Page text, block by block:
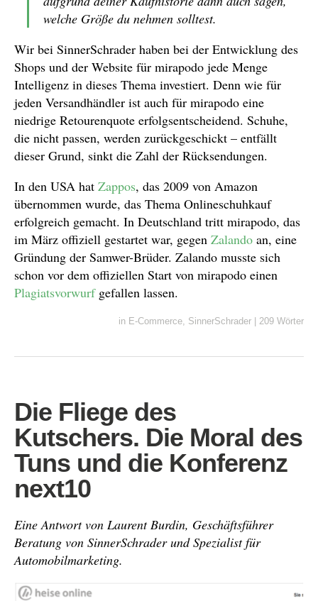
welche Größe du nehmen solltest.
Wir bei SinnerSchrader haben bei der Entwicklung des
Shops und der Website für mirapodo jede Menge
Intelligenz in dieses Thema investiert. Denn wie für
jeden Versandhändler ist auch für mirapodo eine
niedrige Retourenquote erfolgsentscheidend. Schuhe,
die nicht passen, werden zurückgeschickt – entfällt
dieser Grund, sinkt die Zahl der Rücksendungen.
In den USA hat Zappos, das 2009 von Amazon
übernommen wurde, das Thema Onlineschuhkauf
erfolgreich gemacht. In Deutschland tritt mirapodo, das
im März offiziell gestartet war, gegen Zalando an, eine
Gründung der Samwer-Brüder. Zalando musste sich
schon vor dem offiziellen Start von mirapodo einen
Plagiatsvorwurfgefallen lassen.
in E-Commerce SinnerSchrader | 209 Wörter
Die Fliege des
Kutschers. Die Moral des
Tuns und die Konferenz
next10
Eine Antwort von Laurent Burdin, Geschäftsführer
Beratung von SinnerSchrader und Spezialist für
Automobilmarketing.